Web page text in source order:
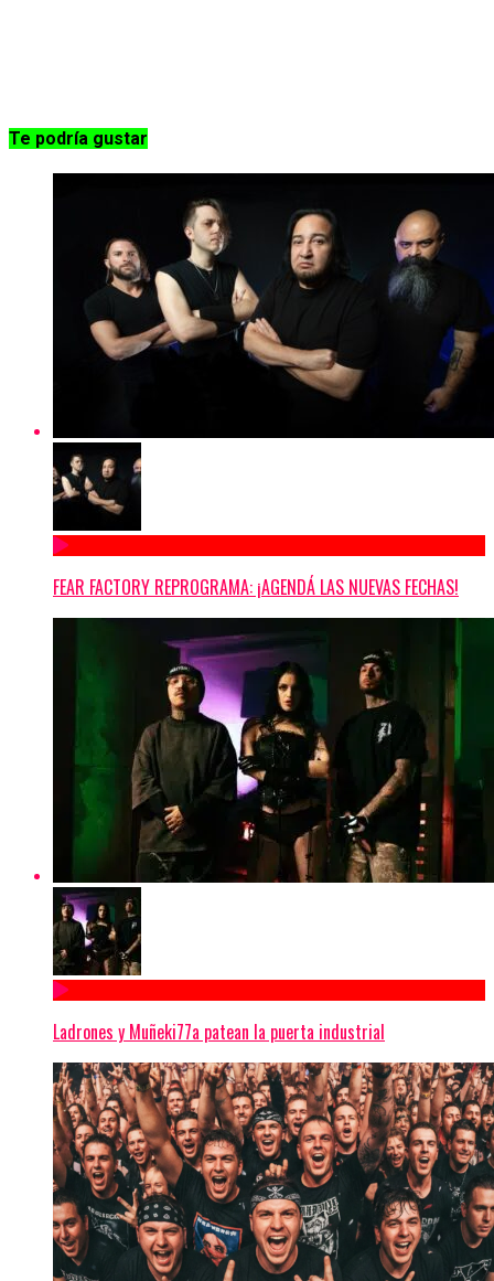
Te podría gustar
FEAR FACTORY REPROGRAMA: ¡AGENDÁ LAS NUEVAS FECHAS!
Ladrones y Muñeki77a patean la puerta industrial